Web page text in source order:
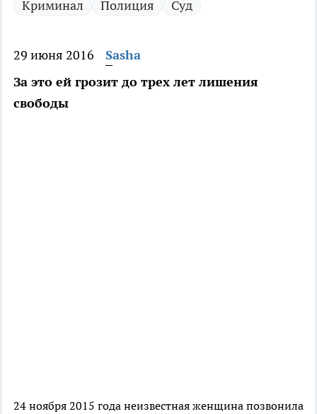
Криминал Полиция Суд
29 июня 2016
Sasha
За это ей грозит до трех лет лишения
свободы
24 ноября 2015 года неизвестная женщина позвонила